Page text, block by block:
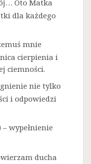
Oto Matka
dla każdego
mnie
cierpienia i
ciemności.
nie tylko
i odpowiedzi
– wypełnienie
ducha